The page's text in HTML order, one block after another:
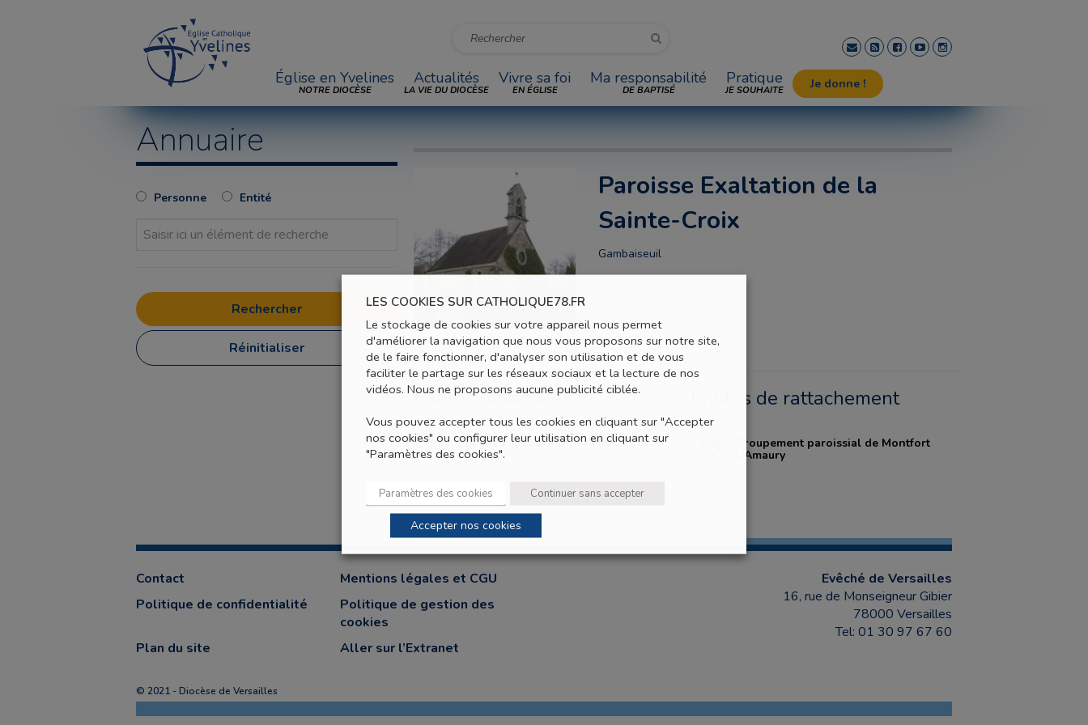
Église en Yvelines
NOTRE DIOCÈSE
Actualités
LA VIE DU DIOCÈSE
Vivre sa foi
EN ÉGLISE
Ma responsabilité
DE BAPTISÉ
Pratique
JE SOUHAITE Je donne !
Annuaire
Personne Entité
Réinitialiser
Paroisse Exaltation de la
Sainte-Croix
Gambaiseuil
Entités rattachées
Eglise Exaltation de la Sainte-Croix
Entités de rattachement
Groupement paroissial de Montfort
L'Amaury
Contact
Mentions légales et CGU
Politique de confidentialité
Politique de gestion des
cookies
Plan du site
Aller sur l’Extranet
Evêché de Versailles
16, rue de Monseigneur Gibier
78000 Versailles
Tel: 01 30 97 67 60
© 2021 - Diocèse de Versailles
LES COOKIES SUR CATHOLIQUE78.FR
Le stockage de cookies sur votre appareil nous permet
d'améliorer la navigation que nous vous proposons sur notre site,
de le faire fonctionner, d'analyser son utilisation et de vous
faciliter le partage sur les réseaux sociaux et la lecture de nos
vidéos. Nous ne proposons aucune publicité ciblée.
Vous pouvez accepter tous les cookies en cliquant sur "Accepter
nos cookies" ou configurer leur utilisation en cliquant sur
"Paramètres des cookies".
Paramètres des cookies Continuer sans accepter
Accepter nos cookies